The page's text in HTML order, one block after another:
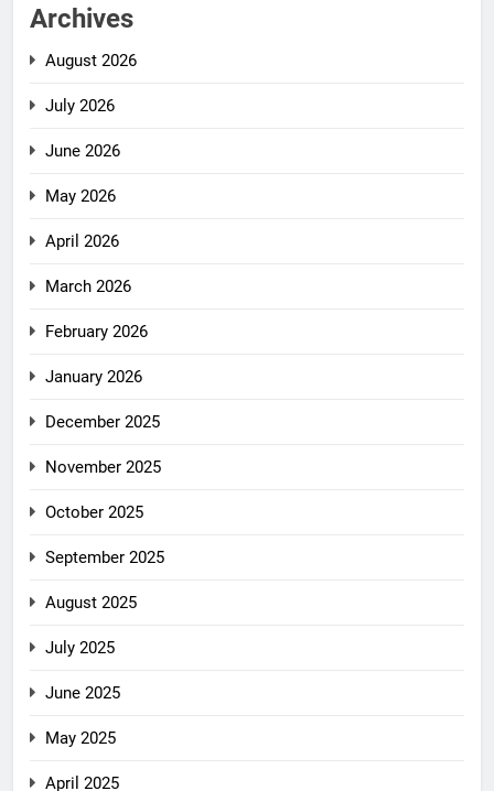
Archives
August 2026
July 2026
June 2026
May 2026
April 2026
March 2026
February 2026
January 2026
December 2025
November 2025
October 2025
September 2025
August 2025
July 2025
June 2025
May 2025
April 2025